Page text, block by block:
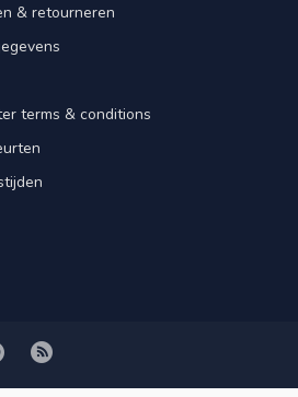
& retourneren
terms & conditions